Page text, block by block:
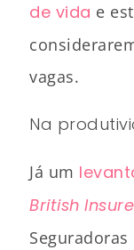
de vida e
vagas.
Na
Já um
British